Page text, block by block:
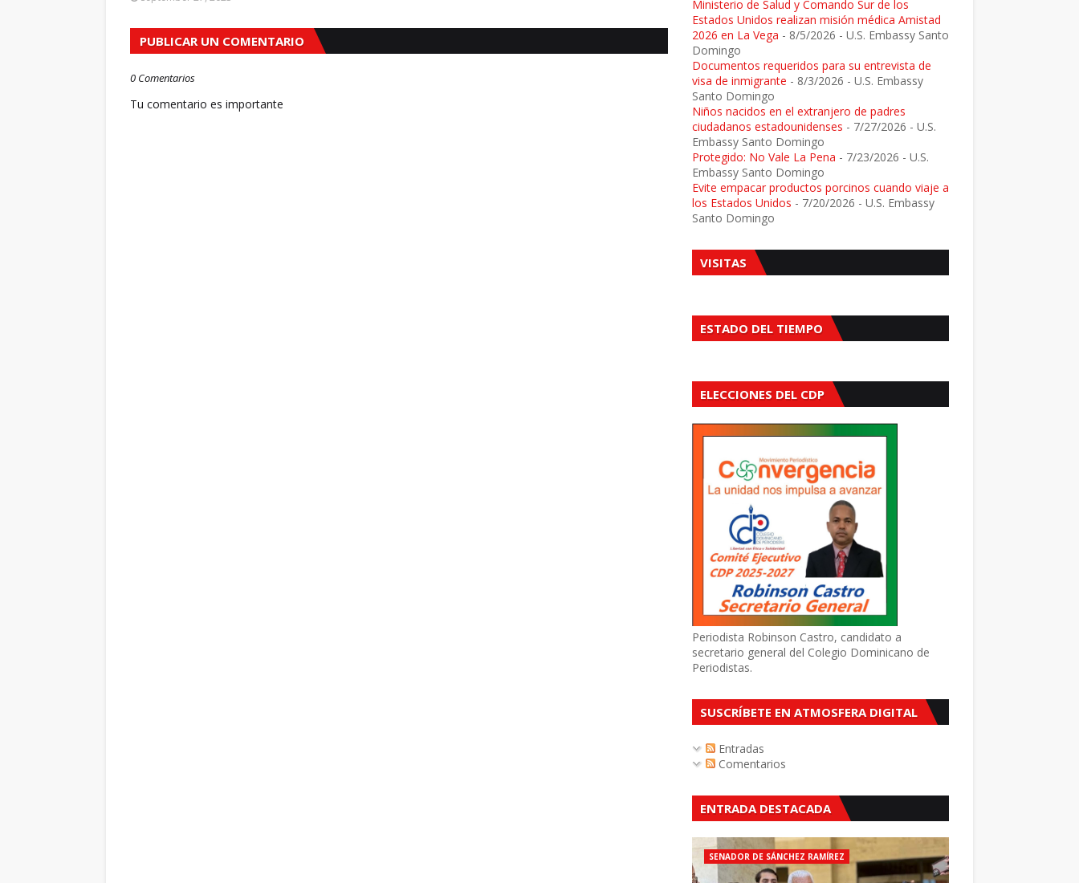
PUBLICAR UN COMENTARIO
0 Comentarios
Tu comentario es importante
Ministerio de Salud y Comando Sur de los
Estados Unidos realizan misión médica Amistad
2026 en La Vega - 8/5/2026 - U.S. Embassy Santo
Domingo
Documentos requeridos para su entrevista de
visa de inmigrante - 8/3/2026 - U.S. Embassy
Santo Domingo
Niños nacidos en el extranjero de padres
ciudadanos estadounidenses - 7/27/2026 - U.S.
Embassy Santo Domingo
Protegido: No Vale La Pena - 7/23/2026 - U.S.
Embassy Santo Domingo
Evite empacar productos porcinos cuando viaje a
los Estados Unidos - 7/20/2026 - U.S. Embassy
Santo Domingo
VISITAS
ESTADO DEL TIEMPO
ELECCIONES DEL CDP
Periodista Robinson Castro, candidato a
secretario general del Colegio Dominicano de
Periodistas.
SUSCRÍBETE EN ATMOSFERA DIGITAL
Entradas
Comentarios
ENTRADA DESTACADA
SENADOR DE SÁNCHEZ RAMÍREZ